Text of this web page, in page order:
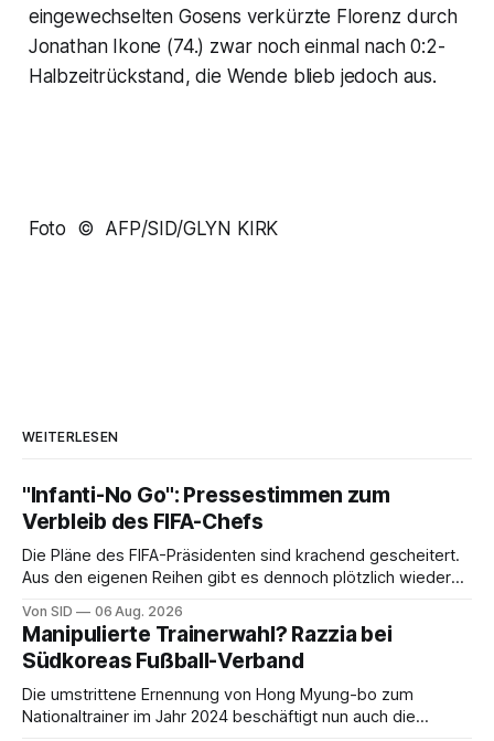
eingewechselten Gosens verkürzte Florenz durch
Jonathan Ikone (74.) zwar noch einmal nach 0:2-
Halbzeitrückstand, die Wende blieb jedoch aus.
Foto © AFP/SID/GLYN KIRK
WEITERLESEN
"Infanti-No Go": Pressestimmen zum
Verbleib des FIFA-Chefs
Die Pläne des FIFA-Präsidenten sind krachend gescheitert.
Aus den eigenen Reihen gibt es dennoch plötzlich wieder
Von SID 06 Aug. 2026
Manipulierte Trainerwahl? Razzia bei
Südkoreas Fußball-Verband
Die umstrittene Ernennung von Hong Myung-bo zum
Nationaltrainer im Jahr 2024 beschäftigt nun auch die